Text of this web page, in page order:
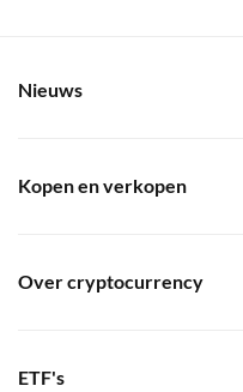
Nieuws
Kopen en verkopen
Over cryptocurrency
ETF's